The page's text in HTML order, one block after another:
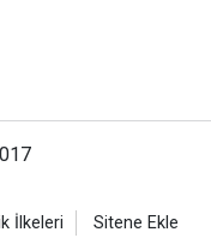
İlkeleri Sitene Ekle